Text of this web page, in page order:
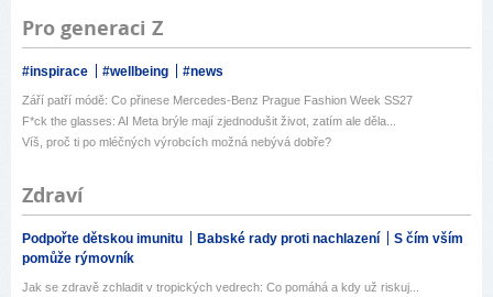
Pro generaci Z
#inspirace #wellbeing #news
Září patří módě: Co přinese Mercedes-Benz Prague Fashion Week SS27
F*ck the glasses: AI Meta brýle mají zjednodušit život, zatím ale děla...
Víš, proč ti po mléčných výrobcích možná nebývá dobře?
Zdraví
Podpořte dětskou imunitu Babské rady proti nachlazení
S čím vším
pomůže rýmovník
Jak se zdravě zchladit v tropických vedrech: Co pomáhá a kdy už riskuj...